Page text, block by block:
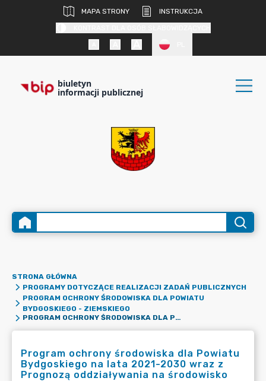
MAPA STRONY
INSTRUKCJA
biuletyn
informacji publicznej
STRONA GŁÓWNA
PROGRAMY DOTYCZĄCE REALIZACJI ZADAŃ PUBLICZNYCH
PROGRAM OCHRONY ŚRODOWISKA DLA POWIATU
BYDGOSKIEGO - ZIEMSKIEGO
PROGRAM OCHRONY ŚRODOWISKA DLA POWIATU BYDGOSKIEGO NA LATA 2021-2030 WRAZ Z PROGNOZĄ ODDZIAŁYWANIA NA ŚRODOWISKO
Program ochrony środowiska dla Powiatu
Bydgoskiego na lata 2021-2030 wraz z
Prognozą oddziaływania na środowisko